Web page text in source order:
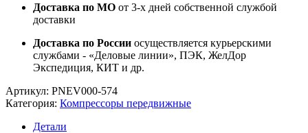
Доставка по МО от 3-х дней собственной службой
доставки
Доставка по России осуществляется курьерскими
службами - «Деловые линии», ПЭК, ЖелДор
Экспедиция, КИТ и др.
Артикул: PNEV000-574
Категория: Компрессоры передвижные
Детали